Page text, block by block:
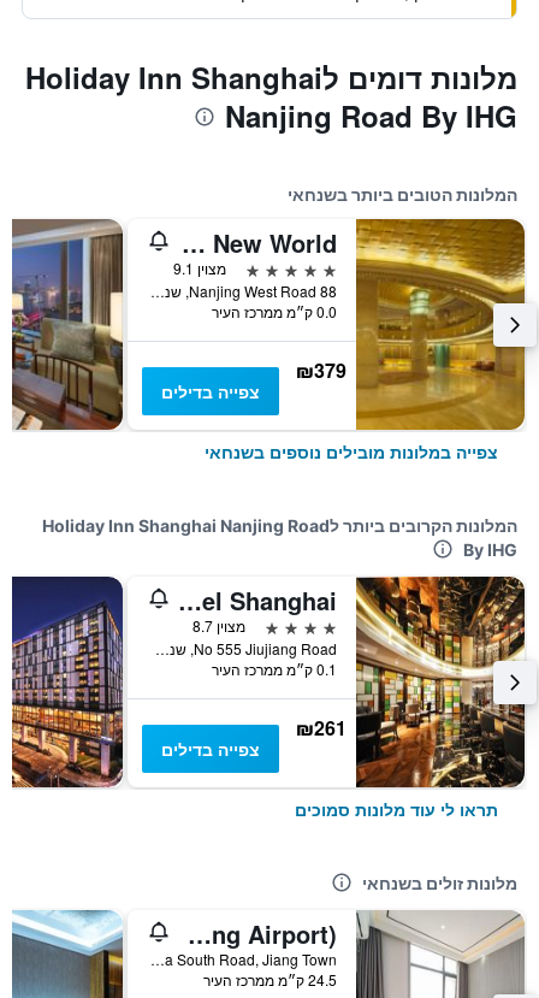
מלונות דומים לHoliday Inn Shanghai
Nanjing Road By IHG
המלונות הטובים ביותר בשנחאי
Radisson Blu Hotel Shanghai New World
5 כוכבים
מצוין 9.1
88 Nanjing West Road, שנחאי, סין
0.0 ק״מ ממרכז העיר
₪379
צפייה בדילים
צפייה במלונות מובילים נוספים בשנחאי
המלונות הקרובים ביותר לHoliday Inn Shanghai Nanjing Road
By IHG
Central Hotel Shanghai
4 כוכבים
מצוין 8.7
No 555 Jiujiang Road, שנחאי, סין
0.1 ק״מ ממרכז העיר
₪261
צפייה בדילים
תראו לי עוד מלונות סמוכים
מלונות זולים בשנחאי
Pod Inn (Shanghai Pudong Airport)
No. 10 Shuizha South Road, Jiang Town, שנחאי, סין
24.5 ק״מ ממרכז העיר